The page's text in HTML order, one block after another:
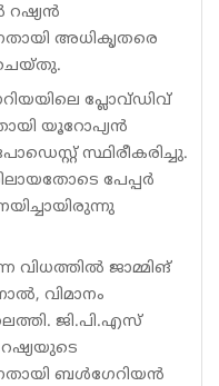
റഷ്യൻ
അധികൃതരെ
ചെയ്തു.
പ്ലോവ്ഡിവ്
യൂറോപ്യന്‍
സ്ഥിരീകരിച്ചു.
പേപ്പർ
വിധത്തിൽ ജാമ്മിങ്
വിമാനം
ജി.പി.എസ്
റഷ്യയുടെ
ബള്‍ഗേറിയൻ